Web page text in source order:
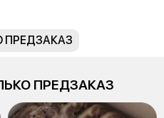
ПРЕДЗАКАЗ
ПРЕДЗАКАЗ